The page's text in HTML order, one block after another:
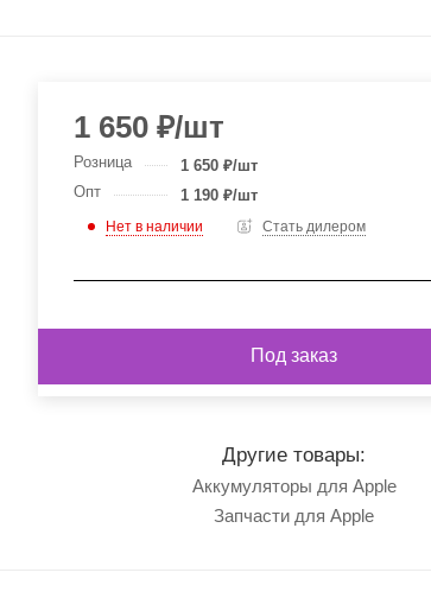
1 650₽/шт
Розница 1 650 ₽/шт
Опт
1 190 ₽/шт
Нет в наличии Стать дилером
Под заказ
Другие товары:
Аккумуляторы для Apple
Запчасти для Apple